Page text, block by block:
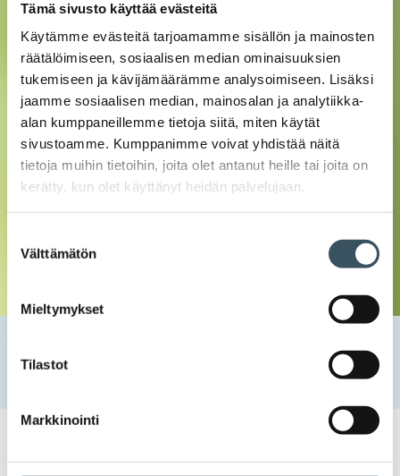
Tämä sivusto käyttää evästeitä
Käytämme evästeitä tarjoamamme sisällön ja mainosten
räätälöimiseen, sosiaalisen median ominaisuuksien
tukemiseen ja kävijämäärämme analysoimiseen. Lisäksi
jaamme sosiaalisen median, mainosalan ja analytiikka-
alan kumppaneillemme tietoja siitä, miten käytät
sivustoamme. Kumppanimme voivat yhdistää näitä
tietoja muihin tietoihin, joita olet antanut heille tai joita on
kerätty, kun olet käyttänyt heidän palvelujaan.
valinta
Välttämätön
Mieltymykset
Tilastot
Markkinointi
Yritysten tavoite YK:n luontokokouksessa: Päätös
luontojalanjäljen selvittämisestä vuoteen 2030 mennessä
15.12.2022 22:02 Uutiset biodiversiteetti,luonnon monimuotoisuus,